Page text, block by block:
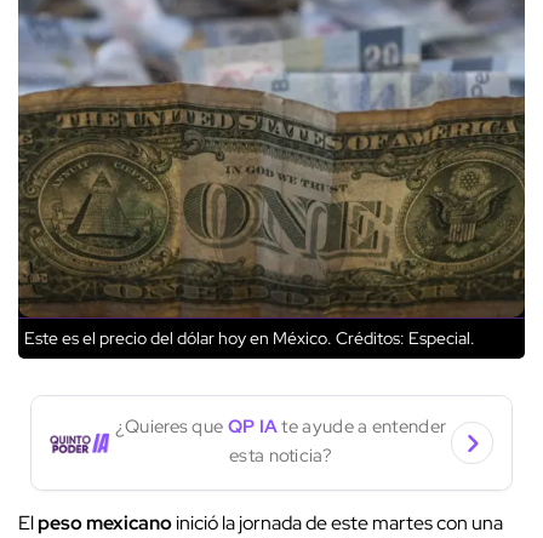
Este es el precio del dólar hoy en México. Créditos: Especial.
¿Quieres que QP IAte ayude a entender
esta noticia?
Elpeso mexicanoinició la jornada de este martes con una